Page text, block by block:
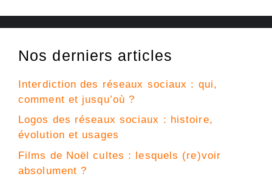
Nos derniers articles
Interdiction des réseaux sociaux : qui,
comment et jusqu’où ?
Logos des réseaux sociaux : histoire,
évolution et usages
Films de Noël cultes : lesquels (re)voir
absolument ?